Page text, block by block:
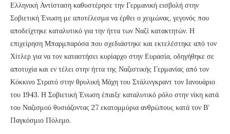
Ελληνική Αντίσταση καθυστέρησε την Γερμανική εισβολή στην
Σοβιετική Ένωση με αποτέλεσμα να έρθει ο χειμώνας, γεγονός που
αποδείχτηκε καταλυτικό για την ήττα των Ναζί κατακτητών. Η
επιχείρηση Μπαρμπαρόσα που σχεδιάστηκε και εκτελέστηκε από τον
Χίτλερ για να τον καταστήσει κυρίαρχο στην Ευρασία, οδηγήθηκε σε
αποτυχία και εν τέλει στην ήττα της Ναζιστικής Γερμανίας από τον
Κόκκινο Στρατό στην θρυλική Μάχη του Στάλινγκραντ τον Ιανουάριο
του 1943. Η Σοβιετική Ένωση έπαιξε καταλυτικό ρόλο στην νίκη κατά
του Ναζισμού θυσιάζοντας 27 εκατομμύρια ανθρώπους κατά τον Β’
Παγκόσμιο Πόλεμο.